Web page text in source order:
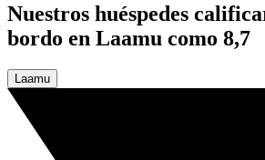
Nuestros huéspedes
bordo en Laamu como 8,7
Laamu